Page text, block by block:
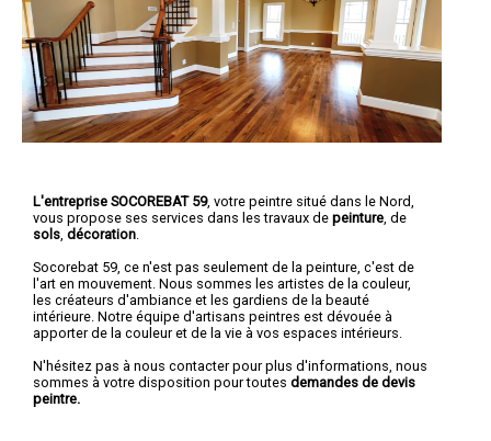
L'entreprise SOCOREBAT 59, votre peintre situé dans le Nord,
vous propose ses services dans les travaux de peinture , de
sols décoration
Socorebat 59, ce n'est pas seulement de la peinture, c'est de
l'art en mouvement. Nous sommes les artistes de la couleur,
les créateurs d'ambiance et les gardiens de la beauté
intérieure. Notre équipe d'artisans peintres est dévouée à
apporter de la couleur et de la vie à vos espaces intérieurs.
N'hésitez pas à nous contacter pour plus d'informations, nous
sommes à votre disposition pour toutes demandes de devis
peintre.